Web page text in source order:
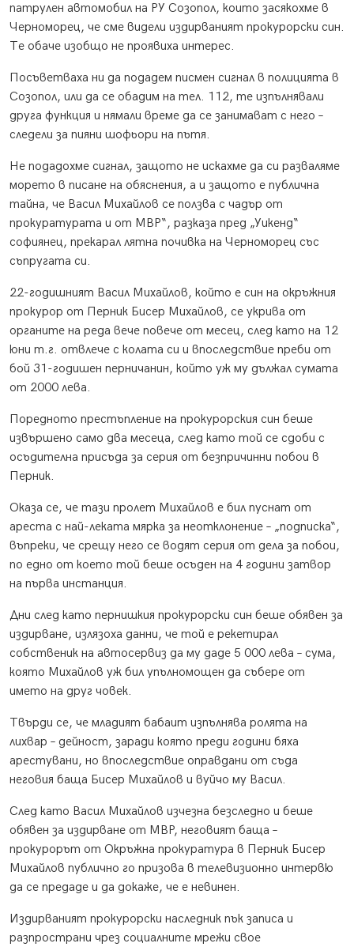
патрулен автомобил на РУ Созопол, които засякохме в
Черноморец, че сме видели издирваният прокурорски син.
Те обаче изобщо не проявиха интерес.
Посъветваха ни да подадем писмен сигнал в полицията в
Созопол, или да се обадим на тел. 112, те изпълнявали
друга функция и нямали време да се занимават с него –
следели за пияни шофьори на пътя.
Не подадохме сигнал, защото не искахме да си разваляме
морето в писане на обяснения, а и защото е публична
тайна, че Васил Михайлов се ползва с чадър от
прокуратурата и от МВР“, разказа пред „Уикенд“
софиянец, прекарал лятна почивка на Черноморец със
съпругата си.
22-годишният Васил Михайлов, който е син на окръжния
прокурор от Перник Бисер Михайлов, се укрива от
органите на реда вече повече от месец, след като на 12
юни т.г. отвлече с колата си и впоследствие преби от
бой 31-годишен перничанин, който уж му дължал сумата
от 2000 лева.
Поредното престъпление на прокурорския син беше
извършено само два месеца, след като той се сдоби с
осъдителна присъда за серия от безпричинни побои в
Перник.
Оказа се, че тази пролет Михайлов е бил пуснат от
ареста с най-леката мярка за неотклонение – „подписка“,
въпреки, че срещу него се водят серия от дела за побои,
по едно от което той беше осъден на 4 години затвор
на първа инстанция.
Дни след като пернишкия прокурорски син беше обявен за
издирване, излязоха данни, че той е рекетирал
собственик на автосервиз да му даде 5 000 лева – сума,
която Михайлов уж бил упълномощен да събере от
името на друг човек.
Твърди се, че младият бабаит изпълнява ролята на
лихвар – дейност, заради която преди години бяха
арестувани, но впоследствие оправдани от съда
неговия баща Бисер Михайлов и вуйчо му Васил.
След като Васил Михайлов изчезна безследно и беше
обявен за издирване от МВР, неговият баща –
прокурорът от Окръжна прокуратура в Перник Бисер
Михайлов публично го призова в телевизионно интервю
да се предаде и да докаже, че е невинен.
Издирваният прокурорски наследник пък записа и
разпространи чрез социалните мрежи свое